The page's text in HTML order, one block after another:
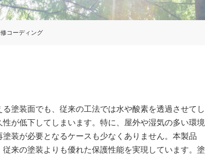
コーディング
塗装面でも、従来の工法では水や酸素を透過させてし
が低下してしまいます。特に、屋外や湿気の多い環境
装が必要となるケースも少なくありません。本製品
来の塗装よりも優れた保護性能を実現しています。塗